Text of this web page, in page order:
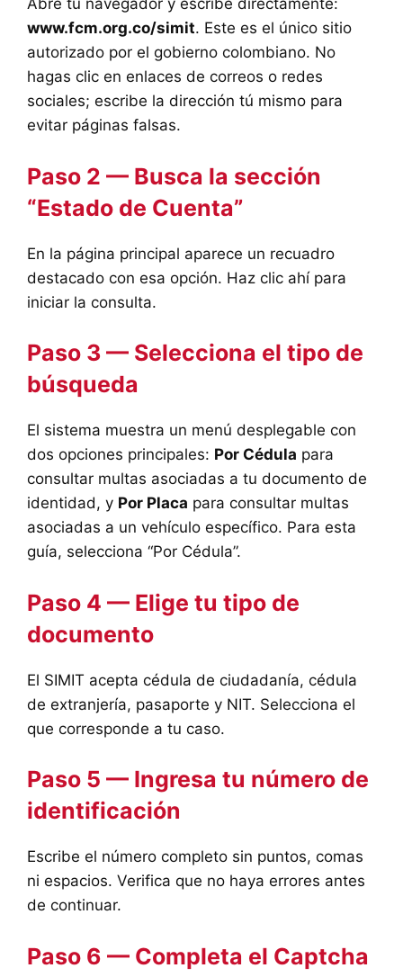
Abre tu navegador y escribe directamente:
www.fcm.org.co/simit. Este es el único sitio
autorizado por el gobierno colombiano. No
hagas clic en enlaces de correos o redes
sociales; escribe la dirección tú mismo para
evitar páginas falsas.
Paso 2 — Busca la sección
“Estado de Cuenta”
En la página principal aparece un recuadro
destacado con esa opción. Haz clic ahí para
iniciar la consulta.
Paso 3 — Selecciona el tipo de
búsqueda
El sistema muestra un menú desplegable con
dos opciones principales: Por Cédula para
consultar multas asociadas a tu documento de
identidad, y Por Placa para consultar multas
asociadas a un vehículo específico. Para esta
guía, selecciona “Por Cédula”.
Paso 4 — Elige tu tipo de
documento
El SIMIT acepta cédula de ciudadanía, cédula
de extranjería, pasaporte y NIT. Selecciona el
que corresponde a tu caso.
Paso 5 — Ingresa tu número de
identificación
Escribe el número completo sin puntos, comas
ni espacios. Verifica que no haya errores antes
de continuar.
Paso 6 — Completa el Captcha